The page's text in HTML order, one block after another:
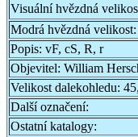
Visuální hvězdná
Modrá hvězdná velikost:
Popis: vF, cS, R, r
Objevitel: William
Velikost dalekohledu:
Další označení:
Ostatní katalogy: